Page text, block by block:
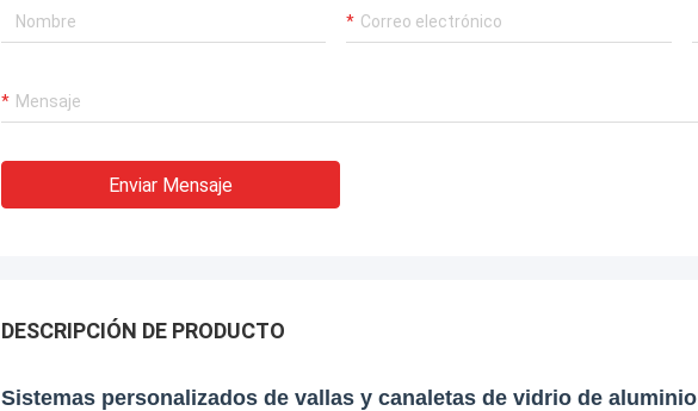
Enviar Mensaje
DESCRIPCIÓN DE PRODUCTO
Sistemas personalizados de vallas y canaletas de vidrio de aluminio